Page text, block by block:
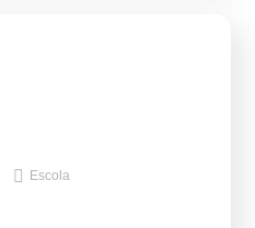
Escola